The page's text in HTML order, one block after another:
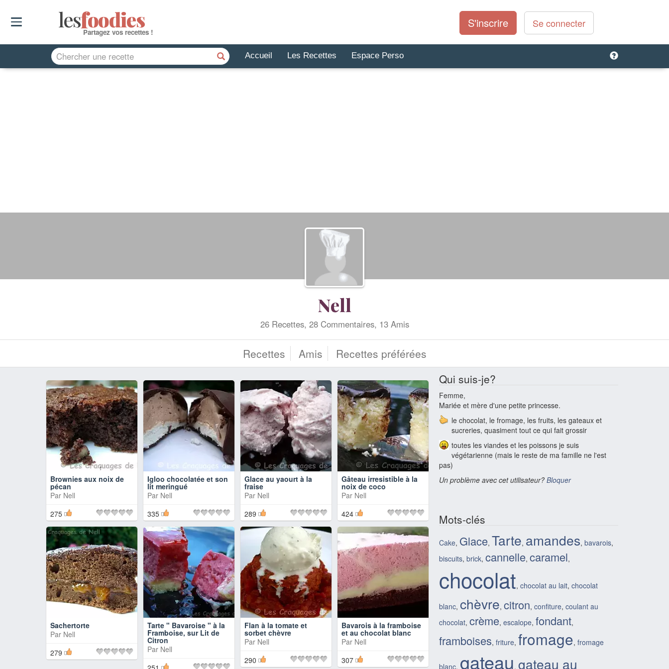
lesfoodies
Partagez vos recettes !
S'inscrire Se connecter
Accueil Les Recettes Espace Perso
Nell
26 Recettes, 28 Commentaires, 13 Amis
Recettes Amis Recettes préférées
Brownies aux noix de
pécan
Par Nell
275
Igloo chocolatée et son
lit meringué
Par Nell
335
Glace au yaourt à la
fraise
Par Nell
289
Gâteau irresistible à la
noix de coco
Par Nell
424
Sachertorte
Par Nell
279
Tarte " Bavaroise " à la
Framboise, sur Lit de
Citron
Par Nell
Flan à la tomate et
sorbet chèvre
Par Nell
290
Bavarois à la framboise
et au chocolat blanc
Par Nell
307
Qui suis-je?
Femme,
Mariée et mère d'une petite princesse.
le chocolat, le fromage, les fruits, les gateaux et
sucreries, quasiment tout ce qui fait grossir
toutes les viandes et les poissons je suis
végétarienne (mais le reste de ma famille ne l'est
pas)
Un problème avec cet utilisateur? Bloquer
Mots-clés
Cake, Glace, Tarte, amandes, bavarois,
biscuits, brick, cannelle, caramel,
chocolat, chocolat au lait, chocolat
blanc, chèvre, citron, confiture, coulant au
chocolat, crème, escalope, fondant,
framboises, friture, fromage, fromage
blanc, gateau, gateau au